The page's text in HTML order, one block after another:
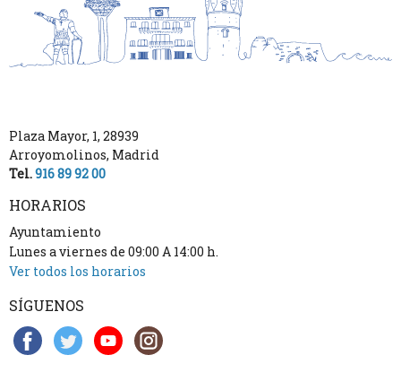
Plaza Mayor, 1, 28939
Arroyomolinos, Madrid
Tel.916 89 92 00
HORARIOS
Ayuntamiento
Lunes a viernes de 09:00 A 14:00 h.
Ver todos los horarios
SÍGUENOS